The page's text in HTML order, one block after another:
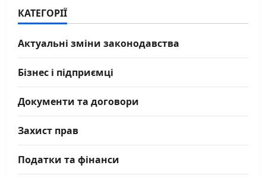
КАТЕГОРІЇ
Актуальні зміни законодавства
Бізнес і підприємці
Документи та договори
Захист прав
Податки та фінанси